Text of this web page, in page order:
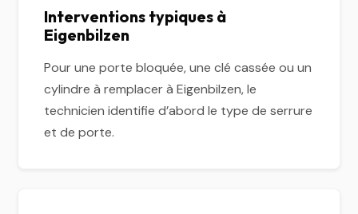
Interventions typiques à
Eigenbilzen
Pour une porte bloquée, une clé cassée ou un
cylindre à remplacer à Eigenbilzen, le
technicien identifie d’abord le type de serrure
et de porte.